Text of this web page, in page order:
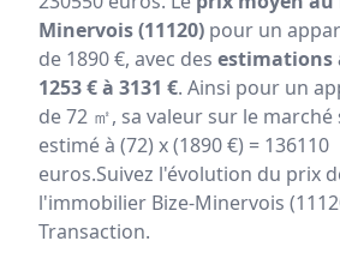
Minervois (11120) pour un
de 1890 €, avec des estimations
1253 € à 3131 €. Ainsi pour un
de 72 ㎡, sa valeur sur le
estimé à (72) x (1890 €) = 136110
euros.Suivez l'évolution du prix
l'immobilier Bize-Minervois
Transaction.